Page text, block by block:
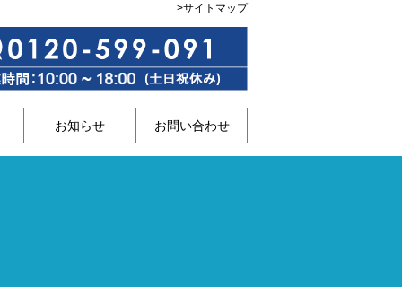
>サイトマップ
お知らせ お問い合わせ